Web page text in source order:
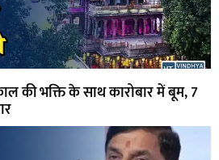
की भक्ति के साथ कारोबार में बूम, 7